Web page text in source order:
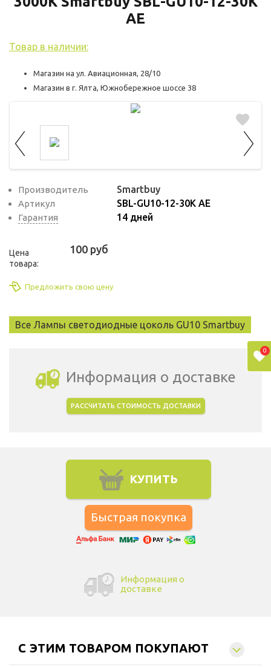
AE
Товар в наличии:
Магазин на ул. Авиационная, 28/10
Магазин в г. Ялта, Южнобережное шоссе 38
Производитель Smartbuy
Артикул SBL-GU10-12-30K AE
Гарантия 14 дней
Цена
товара:
100 руб
Предложить свою цену
Все Лампы светодиодные цоколь GU10 Smartbuy
Информация о доставке
РАССЧИТАТЬ СТОИМОСТЬ ДОСТАВКИ
КУПИТЬ
Информация о
доставке
C ЭТИМ ТОВАРОМ ПОКУПАЮТ
0
пользователей на сайте. Эти файлы cookie
чтобы увеличить его производительность
удобным для пользователей.
Рекламные файлы cookie используются
качества рекламы. Эти файлы cookie
маркетинговых и рекламных материалов
для пользователей сайта.